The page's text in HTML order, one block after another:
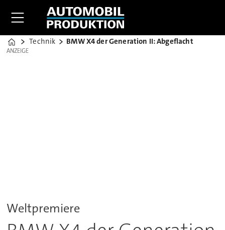
Home
Technik BMW X4 der Generation II: Abgeflacht
ANZEIGE
ANZEIGE
Weltpremiere